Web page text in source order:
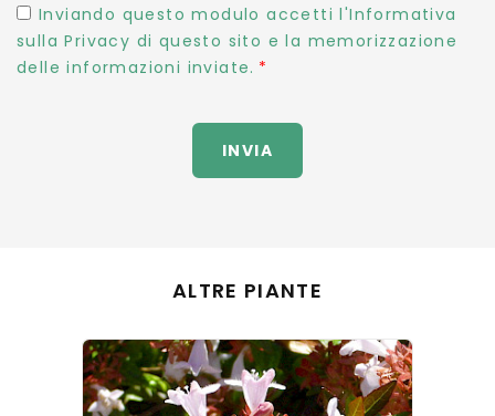
Inviando questo modulo accetti l'Informativa
sulla Privacy di questo sito e la memorizzazione
delle informazioni inviate.
INVIA
ALTRE PIANTE